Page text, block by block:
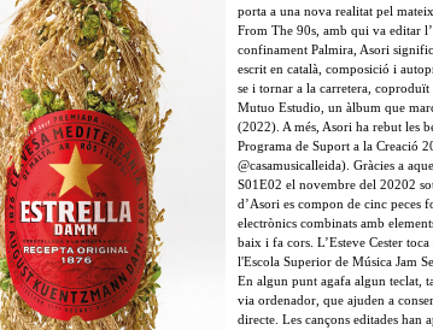
porta a una nova realitat pel
From The 90s, amb qui va editar
confinament Palmira, Asori
escrit en català, composició i
se i tornar a la carretera,
Mutuo Estudio, un àlbum que
(2022). A més, Asori ha rebut les
Programa de Suport a la Creació
@casamusicalleida). Gràcies a
S01E02 el novembre del 20202
d’Asori es compon de cinc peces
electrònics combinats amb
baix i fa cors. L’Esteve Cester
l'Escola Superior de Música Jam
En algun punt agafa algun teclat,
via ordenador, que ajuden a
directe. Les cançons editades han